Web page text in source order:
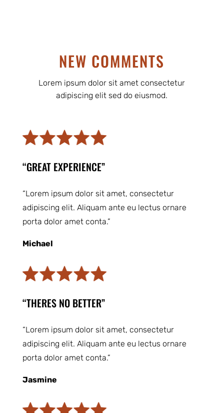
NEW COMMENTS
Lorem ipsum dolor sit amet consectetur
adipiscing elit sed do eiusmod.
“GREAT EXPERIENCE”
“Lorem ipsum dolor sit amet, consectetur
adipiscing elit. Aliquam ante eu lectus ornare
porta dolor amet conta.”
Michael
“THERES NO BETTER”
“Lorem ipsum dolor sit amet, consectetur
adipiscing elit. Aliquam ante eu lectus ornare
porta dolor amet conta.”
Jasmine